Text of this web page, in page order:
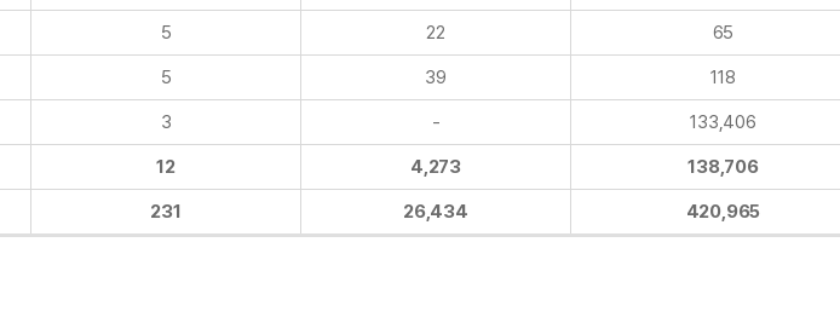
5 22 65
5 39 118
3 - 133,406
12 4,273 138,706
231 26,434 420,965